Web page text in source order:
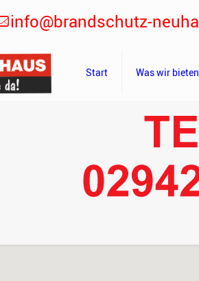
info@brandschutz-
Start Was wir bieten